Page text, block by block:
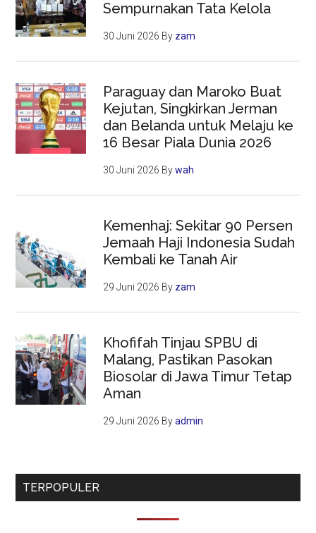
Sempurnakan Tata Kelola
30 Juni 2026 By zam
Paraguay dan Maroko Buat
Kejutan, Singkirkan Jerman
dan Belanda untuk Melaju ke
16 Besar Piala Dunia 2026
30 Juni 2026 Bywah
Kemenhaj: Sekitar 90 Persen
Jemaah Haji Indonesia Sudah
Kembali ke Tanah Air
29 Juni 2026 By zam
Khofifah Tinjau SPBU di
Malang, Pastikan Pasokan
Biosolar di Jawa Timur Tetap
Aman
29 Juni 2026 Byadmin
TERPOPULER